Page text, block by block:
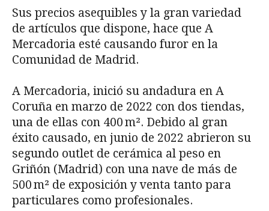
Sus precios asequibles y la gran variedad
de artículos que dispone, hace que A
Mercadoria esté causando furor en la
Comunidad de Madrid.
A Mercadoria, inició su andadura en A
Coruña en marzo de 2022 con dos tiendas,
una de ellas con 400 m². Debido al gran
éxito causado, en junio de 2022 abrieron su
segundo outlet de cerámica al peso en
Griñón (Madrid) con una nave de más de
500 m² de exposición y venta tanto para
particulares como profesionales.